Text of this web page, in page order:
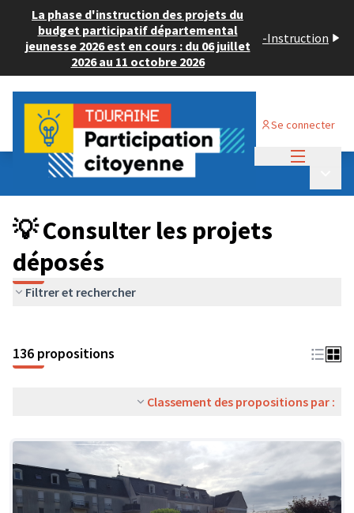
La phase d'instruction des projets du
budget participatif départemental
jeunesse 2026 est en cours : du 06 juillet
2026 au 11 octobre 2026
-Instruction
Se connecter
Budget Participatif JEUNESSE 2024
💡 Consulter les projets déposés
💡 Consulter les projets
déposés
Filtrer et rechercher
136 propositions
Classement des propositions par :